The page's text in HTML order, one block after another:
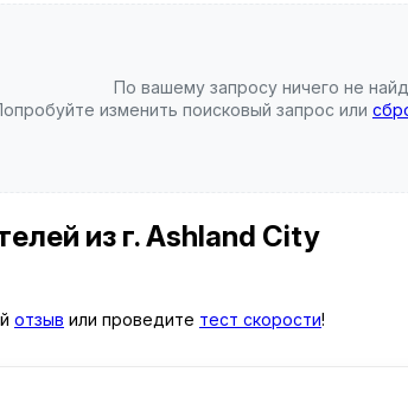
По вашему запросу ничего не
изменить поисковый запрос или
из г. Ashland City
отзыв или проведите тест скорости!